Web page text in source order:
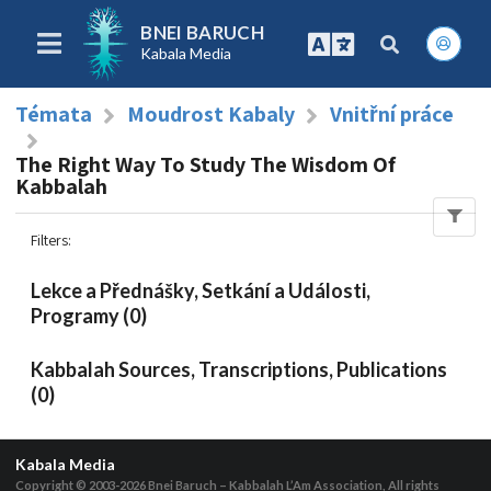
BNEI BARUCH
Kabala Media
Témata Moudrost Kabaly
Vnitřní práce
The Right Way To Study The Wisdom Of
Kabbalah
Filters:
Lekce a Přednášky, Setkání a Události,
Programy (0)
Kabbalah Sources, Transcriptions, Publications
(0)
Kabala Media
Copyright © 2003-2026Bnei Baruch – Kabbalah L’Am Association, All rights